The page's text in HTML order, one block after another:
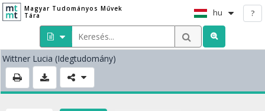
Magyar Tudományos Művek
Tára
hu ?
Wittner Lucia (Idegtudomány)